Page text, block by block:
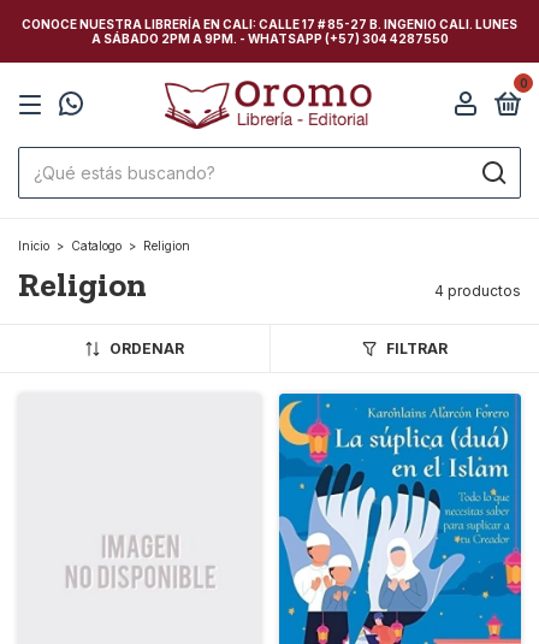
CONOCE NUESTRA LIBRERÍA EN CALI: CALLE 17 # 85-27 B. INGENIO CALI. LUNES
A SÁBADO 2PM A 9PM. - WHATSAPP (+57) 304 4287550
0
Inicio > Catalogo > Religion
Religion 4 productos
ORDENAR FILTRAR